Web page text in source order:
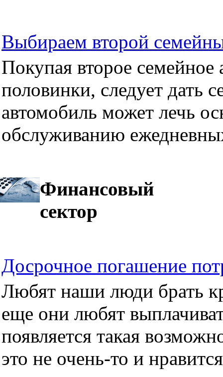
Выбираем второй
Покупая второе семейное
половинки, следует дать
автомобиль может лечь
обслуживанию
Финансовый
сектор
Досрочное погашение
Любят наши люди брать
еще они любят
появляется такая
это не очень-то и